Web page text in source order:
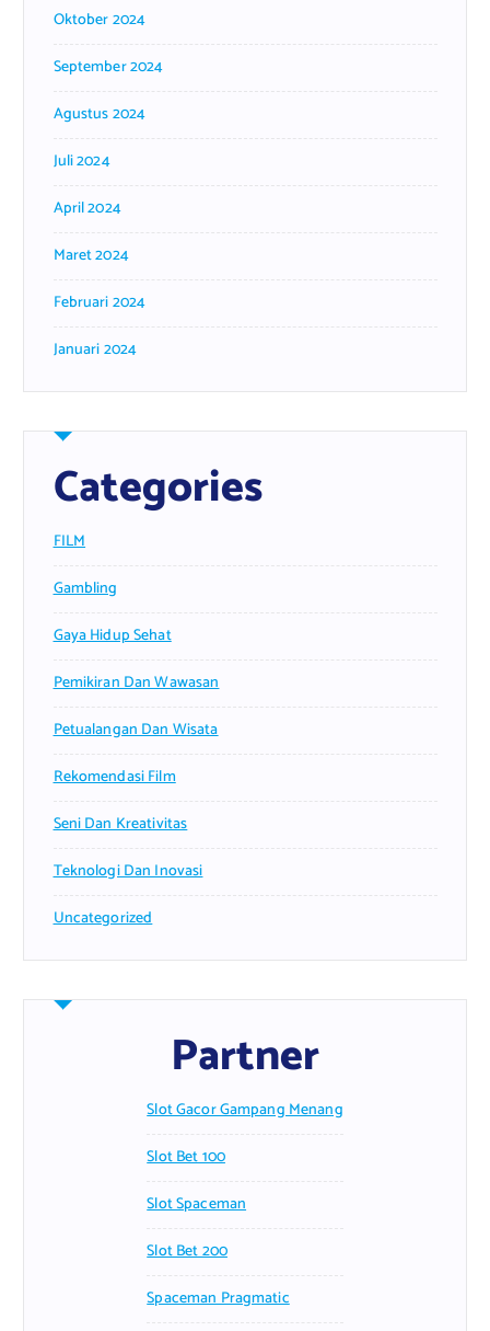
Oktober 2024
September 2024
Agustus 2024
Juli 2024
April 2024
Maret 2024
Februari 2024
Januari 2024
Categories
FILM
Gambling
Gaya Hidup Sehat
Pemikiran Dan Wawasan
Petualangan Dan Wisata
Rekomendasi Film
Seni Dan Kreativitas
Teknologi Dan Inovasi
Uncategorized
Partner
Slot Gacor Gampang Menang
Slot Bet 100
Slot Spaceman
Slot Bet 200
Spaceman Pragmatic